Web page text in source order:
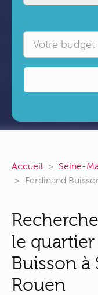
Accueil Seine-
Ferdinand
le
Buisson à
Rouen